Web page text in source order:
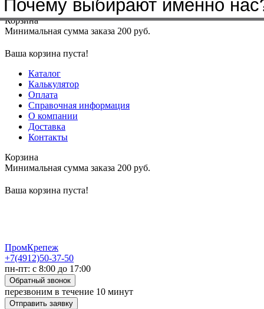
Меню+7(4912)50-37-50sbit@krep62.ru
Корзина
Минимальная сумма заказа 200 руб.
Ваша корзина пуста!
Каталог
Калькулятор
Оплата
Справочная информация
О компании
Доставка
Контакты
Корзина
Минимальная сумма заказа 200 руб.
Ваша корзина пуста!
ПромКрепеж
+7(4912)50-37-50
пн-пт: с 8:00 до 17:00
Обратный звонок
перезвоним в течение 10 минут
Отправить заявку
Почему выбирают именно